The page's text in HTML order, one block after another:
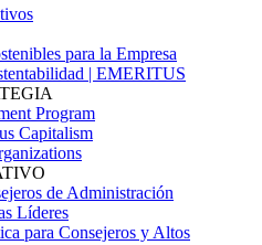
para la Empresa
| EMERITUS
Program
Capitalism
de Administración
Líderes
para Consejeros y Altos